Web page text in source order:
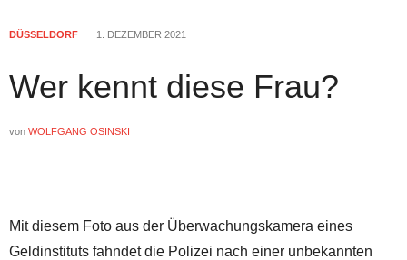
DÜSSELDORF 1. DEZEMBER 2021
Wer kennt diese Frau?
von WOLFGANG OSINSKI
Mit diesem Foto aus der Überwachungskamera eines
Geldinstituts fahndet die Polizei nach einer unbekannten